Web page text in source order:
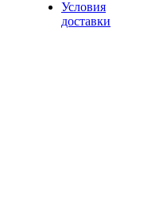
Условия
доставки